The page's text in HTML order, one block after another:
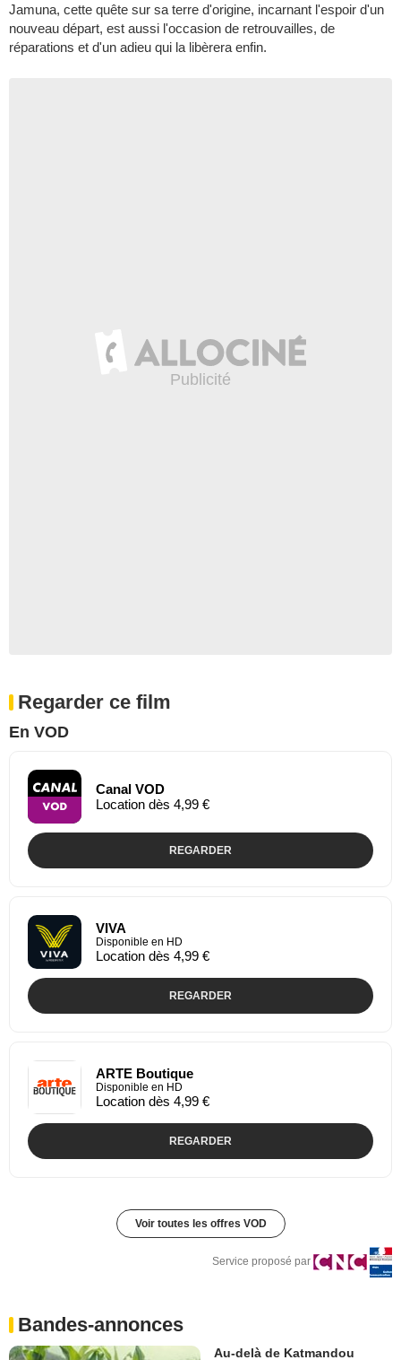
Jamuna, cette quête sur sa terre d'origine, incarnant l'espoir d'un
nouveau départ, est aussi l'occasion de retrouvailles, de
réparations et d'un adieu qui la libèrera enfin.
Regarder ce film
En VOD
Canal VOD
Location dès 4,99 €
REGARDER
VIVA
Disponible en HD
Location dès 4,99 €
REGARDER
ARTE Boutique
Disponible en HD
Location dès 4,99 €
REGARDER
Voir toutes les offres VOD
Service proposé par
Bandes-annonces
Au-delà de Katmandou